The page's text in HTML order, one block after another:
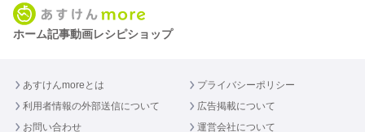
ホーム記事動画レシピショップ
あすけんmoreとは
プライバシーポリシー
利用者情報の外部送信について
広告掲載について
お問い合わせ
運営会社について